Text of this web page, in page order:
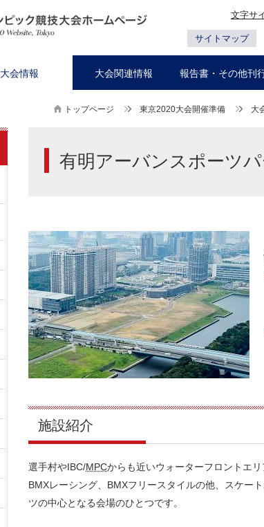
文字サ
サイトマップ
大会情報 大会関連情報 報告書・その他刊
トップページ 東京2020大会開催準備 大
有明アーバンスポーツパ
施設紹介
選手村やIBC/MPCからも近いウォーターフロントエ
BMXレーシング、BMXフリースタイルの他、スケー
ツの中心となる会場のひとつです。